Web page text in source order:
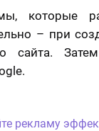
которые
– при
сайта.
рекламу